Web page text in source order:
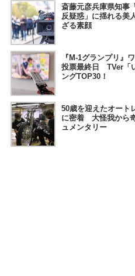
斎藤元彦兵庫県知事
反疑惑」に揺れる美
ざる素顔
『M-1グランプリ』
投票最終日 TVer「
ングTOP30！
50歳を迎えたオート
に密着 大怪我から
ュメンタリー